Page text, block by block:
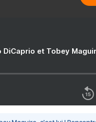
DiCaprio et Tobey